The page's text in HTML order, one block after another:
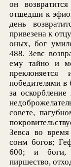
он
отшедши к
день
привезена к
оных, бог
488. Зевс
ему тайно и
победителями в
за
совете,
Зевса во
сонм богов;
600; и боги,
пиршество,